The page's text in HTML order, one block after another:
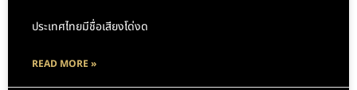
ประเทศไทยมีชื่อเสียงโด่งด
READ MORE »